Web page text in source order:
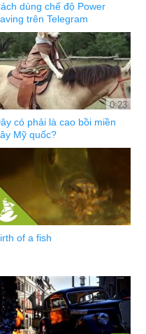
dùng chế độ Power
trên Telegram
0:23
có phải là cao bồi miền
Mỹ quốc?
of a fish